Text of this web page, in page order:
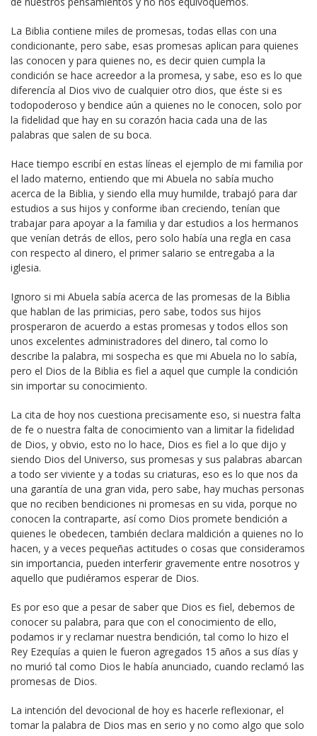
La Biblia contiene miles de promesas, todas ellas con una
condicionante, pero sabe, esas promesas aplican para quienes
las conocen y para quienes no, es decir quien cumpla la
condición se hace acreedor a la promesa, y sabe, eso es lo que
diferencía al Dios vivo de cualquier otro dios, que éste si es
todopoderoso y bendice aún a quienes no le conocen, solo por
la fidelidad que hay en su corazón hacia cada una de las
palabras que salen de su boca.
Hace tiempo escribí en estas líneas el ejemplo de mi familia por
el lado materno, entiendo que mi Abuela no sabía mucho
acerca de la Biblia, y siendo ella muy humilde, trabajó para dar
estudios a sus hijos y conforme iban creciendo, tenían que
trabajar para apoyar a la familia y dar estudios a los hermanos
que venían detrás de ellos, pero solo había una regla en casa
con respecto al dinero, el primer salario se entregaba a la
iglesia.
Ignoro si mi Abuela sabía acerca de las promesas de la Biblia
que hablan de las primicias, pero sabe, todos sus hijos
prosperaron de acuerdo a estas promesas y todos ellos son
unos excelentes administradores del dinero, tal como lo
describe la palabra, mi sospecha es que mi Abuela no lo sabía,
pero el Dios de la Biblia es fiel a aquel que cumple la condición
sin importar su conocimiento.
La cita de hoy nos cuestiona precisamente eso, si nuestra falta
de fe o nuestra falta de conocimiento van a limitar la fidelidad
de Dios, y obvio, esto no lo hace, Dios es fiel a lo que dijo y
siendo Dios del Universo, sus promesas y sus palabras abarcan
a todo ser viviente y a todas su criaturas, eso es lo que nos da
una garantía de una gran vida, pero sabe, hay muchas personas
que no reciben bendiciones ni promesas en su vida, porque no
conocen la contraparte, así como Dios promete bendición a
quienes le obedecen, también declara maldición a quienes no lo
hacen, y a veces pequeñas actitudes o cosas que consideramos
sin importancia, pueden interferir gravemente entre nosotros y
aquello que pudiéramos esperar de Dios.
Es por eso que a pesar de saber que Dios es fiel, debemos de
conocer su palabra, para que con el conocimiento de ello,
podamos ir y reclamar nuestra bendición, tal como lo hizo el
Rey Ezequías a quien le fueron agregados 15 años a sus días y
no murió tal como Dios le había anunciado, cuando reclamó las
promesas de Dios.
La intención del devocional de hoy es hacerle reflexionar, el
tomar la palabra de Dios mas en serio y no como algo que solo